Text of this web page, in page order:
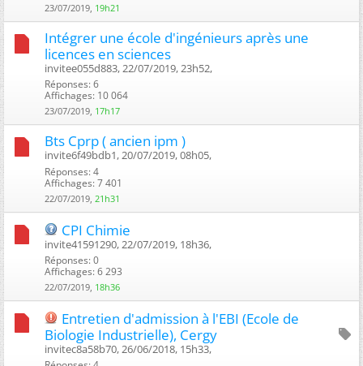
23/07/2019, 19h21
Intégrer une école d'ingénieurs après une
licences en sciences
invitee055d883, 22/07/2019, 23h52, ‎
Réponses: 6
Affichages: 10 064
23/07/2019, 17h17
Bts Cprp ( ancien ipm )
invite6f49bdb1, 20/07/2019, 08h05, ‎
Réponses: 4
Affichages: 7 401
22/07/2019, 21h31
CPI Chimie
invite41591290, 22/07/2019, 18h36, ‎
Réponses: 0
Affichages: 6 293
22/07/2019, 18h36
Entretien d'admission à l'EBI (Ecole de
Biologie Industrielle), Cergy
invitec8a58b70, 26/06/2018, 15h33, ‎